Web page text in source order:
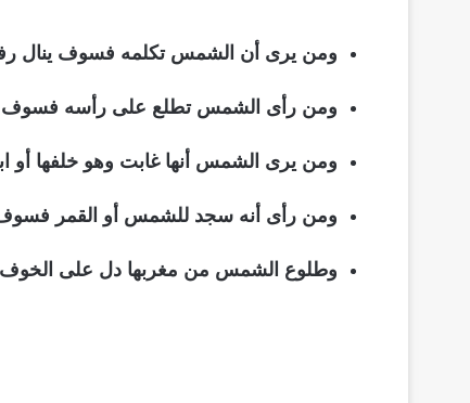
ومن يرى أن الشمس تكلمه فسوف ينال
ومن رأى الشمس تطلع على رأسه فسوف
ومن يرى الشمس أنها غابت وهو خلفها
ومن رأى أنه سجد للشمس أو القمر
وطلوع الشمس من مغربها دل على الخوف